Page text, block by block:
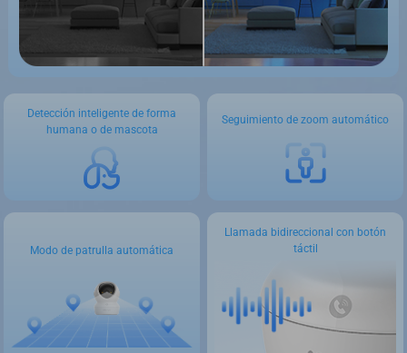
Detección inteligente de forma
humana o de mascota
Seguimiento de zoom automático
Modo de patrulla automática
Llamada bidireccional con botón
táctil